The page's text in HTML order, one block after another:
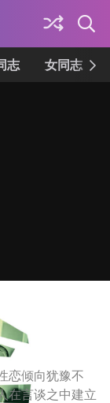
志 女同志
恋倾向犹豫不
在言谈之中建立